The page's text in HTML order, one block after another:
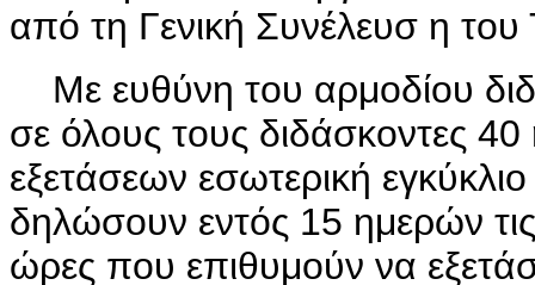
από τη Γενική Συνέλευσ η του
Με ευθύνη του αρμοδίου
σε όλους τους διδάσκοντες
εξετάσεων εσωτερική
δηλώσουν εντός 15 ημερών
ώρες που επιθυμούν να